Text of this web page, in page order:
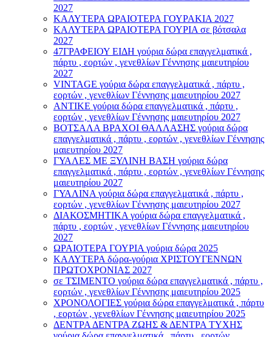
2027
ΚΑΛΥΤΕΡΑ ΩΡΑΙΟΤΕΡΑ ΓΟΥΡΑΚΙΑ 2027
ΚΑΛΥΤΕΡΑ ΩΡΑΙΟΤΕΡΑ ΓΟΥΡΙΑ σε βότσαλα
2027
47ΓΡΑΦΕΙΟΥ ΕΙΔΗ γούρια δώρα επαγγελματικά ,
πάρτυ , εορτών , γενεθλίων Γέννησης μαιευτηρίου
2027
VINTAGE γούρια δώρα επαγγελματικά , πάρτυ ,
εορτών , γενεθλίων Γέννησης μαιευτηρίου 2027
ΑΝΤΙΚΕ γούρια δώρα επαγγελματικά , πάρτυ ,
εορτών , γενεθλίων Γέννησης μαιευτηρίου 2027
ΒΟΤΣΑΛΑ ΒΡΑΧΟΙ ΘΑΛΛΑΣΗΣ γούρια δώρα
επαγγελματικά , πάρτυ , εορτών , γενεθλίων Γέννησης
μαιευτηρίου 2027
ΓΥΑΛΕΣ ΜΕ ΞΥΛΙΝΗ ΒΑΣΗ γούρια δώρα
επαγγελματικά , πάρτυ , εορτών , γενεθλίων Γέννησης
μαιευτηρίου 2027
ΓΥΑΛΙΝΑ γούρια δώρα επαγγελματικά , πάρτυ ,
εορτών , γενεθλίων Γέννησης μαιευτηρίου 2027
ΔΙΑΚΟΣΜΗΤΙΚΑ γούρια δώρα επαγγελματικά ,
πάρτυ , εορτών , γενεθλίων Γέννησης μαιευτηρίου
2027
ΩΡΑΙΟΤΕΡΑ ΓΟΥΡΙΑ γούρια δώρα 2025
ΚΑΛΥΤΕΡΑ δώρα-γούρια ΧΡΙΣΤΟΥΓΕΝΝΩΝ
ΠΡΩΤΟΧΡΟΝΙΑΣ 2027
σε ΤΣΙΜΕΝΤΟ γούρια δώρα επαγγελματικά , πάρτυ ,
εορτών , γενεθλίων Γέννησης μαιευτηρίου 2025
ΧΡΟΝΟΛΟΓΙΕΣ γούρια δώρα επαγγελματικά , πάρτυ
, εορτών , γενεθλίων Γέννησης μαιευτηρίου 2025
ΔΕΝΤΡΑ ΔΕΝΤΡΑ ΖΩΗΣ & ΔΕΝΤΡΑ ΤΥΧΗΣ